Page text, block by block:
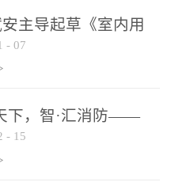
主导起草《室内用
池技术规程》 正式
新能源产业
- 07
下，智·汇消防——
2018上海消防展圆
- 15